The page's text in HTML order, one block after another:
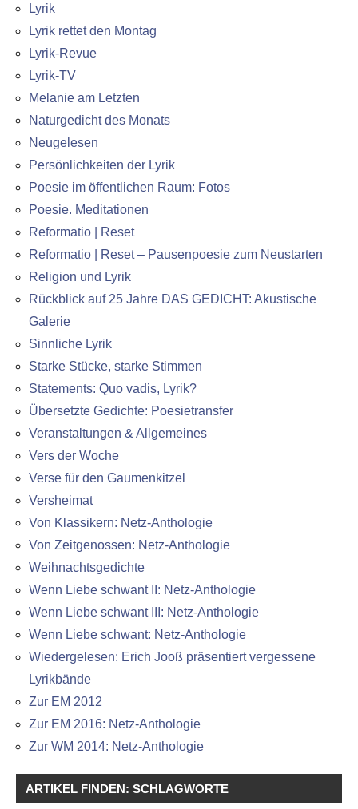
Lyrik
Lyrik rettet den Montag
Lyrik-Revue
Lyrik-TV
Melanie am Letzten
Naturgedicht des Monats
Neugelesen
Persönlichkeiten der Lyrik
Poesie im öffentlichen Raum: Fotos
Poesie. Meditationen
Reformatio | Reset
Reformatio | Reset – Pausenpoesie zum Neustarten
Religion und Lyrik
Rückblick auf 25 Jahre DAS GEDICHT: Akustische
Galerie
Sinnliche Lyrik
Starke Stücke, starke Stimmen
Statements: Quo vadis, Lyrik?
Übersetzte Gedichte: Poesietransfer
Veranstaltungen & Allgemeines
Vers der Woche
Verse für den Gaumenkitzel
Versheimat
Von Klassikern: Netz-Anthologie
Von Zeitgenossen: Netz-Anthologie
Weihnachtsgedichte
Wenn Liebe schwant II: Netz-Anthologie
Wenn Liebe schwant III: Netz-Anthologie
Wenn Liebe schwant: Netz-Anthologie
Wiedergelesen: Erich Jooß präsentiert vergessene
Lyrikbände
Zur EM 2012
Zur EM 2016: Netz-Anthologie
Zur WM 2014: Netz-Anthologie
ARTIKEL FINDEN: SCHLAGWORTE